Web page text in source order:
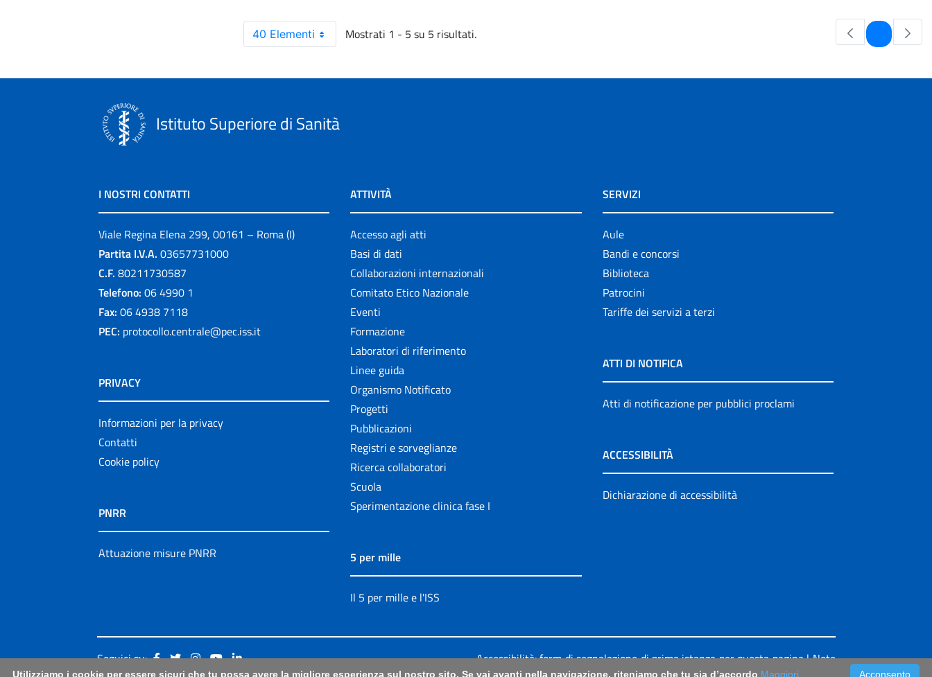
40 Elementi Mostrati 1 - 5 su 5 risultati. Pagina
Istituto Superiore di Sanità
I NOSTRI CONTATTI
Viale Regina Elena 299, 00161 – Roma (I)
Partita I.V.A. 03657731000
C.F. 80211730587
Telefono: 06 4990 1
Fax: 06 4938 7118
PEC: protocollo.centrale@pec.iss.it
PRIVACY
Informazioni per la privacy
Contatti
Cookie policy
PNRR
Attuazione misure PNRR
ATTIVITÀ
Accesso agli atti
Basi di dati
Collaborazioni internazionali
Comitato Etico Nazionale
Eventi
Formazione
Laboratori di riferimento
Linee guida
Organismo Notificato
Progetti
Pubblicazioni
Registri e sorveglianze
Ricerca collaboratori
Scuola
Sperimentazione clinica fase I
5 per mille
Il 5 per mille e l'ISS
SERVIZI
Aule
Bandi e concorsi
Biblioteca
Patrocini
Tariffe dei servizi a terzi
ATTI DI NOTIFICA
Atti di notificazione per pubblici proclami
ACCESSIBILITÀ
Dichiarazione di accessibilità
Seguici su: Accessibilità: form di segnalazione di prima istanza per questa pagina|Note
Acconsento
Utilizziamo i cookie per essere sicuri che tu possa avere la migliore esperienza sul nostro sito. Se vai avanti nella navigazione, riteniamo che tu sia d’accordo Maggiori